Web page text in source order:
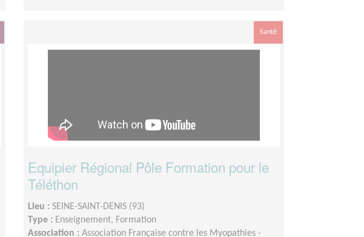
Santé
Equipier Régional Pôle Formation pour le
Téléthon
Lieu : SEINE-SAINT-DENIS (93)
Type : Enseignement, Formation
Association : Association Française contre les Myopathies -